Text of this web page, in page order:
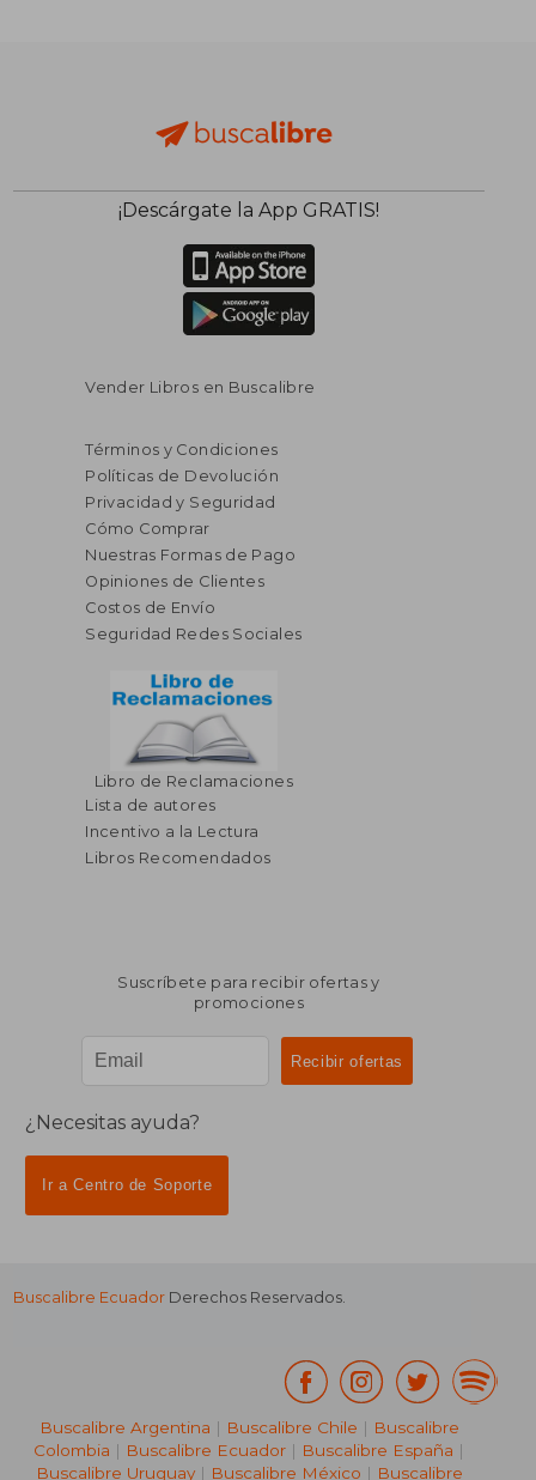
¡Descárgate la App GRATIS!
Vender Libros en Buscalibre
Términos y Condiciones
Políticas de Devolución
Privacidad y Seguridad
Cómo Comprar
Nuestras Formas de Pago
Opiniones de Clientes
Costos de Envío
Seguridad Redes Sociales
Libro de Reclamaciones
Lista de autores
Incentivo a la Lectura
Libros Recomendados
Suscríbete para recibir ofertas y
promociones
¿Necesitas ayuda?
Ir a Centro de Soporte
Buscalibre Ecuador Derechos Reservados.
Buscalibre Argentina | Buscalibre Chile | Buscalibre
Colombia | Buscalibre Ecuador | Buscalibre España |
Buscalibre Uruguay| Buscalibre México | Buscalibre